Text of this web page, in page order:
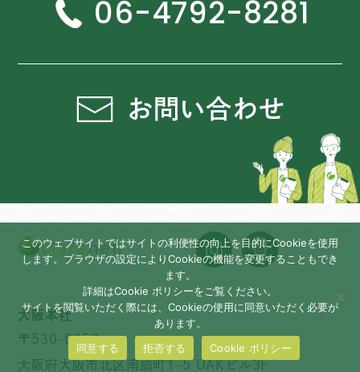
06-4792-8281
お問い合わせ
大阪本社
〒530-0052
大阪府大阪市北区南扇町1-5 UAKビル3F
このウェブサイトではサイトの利便性の向上を目的にCookieを使用
します。ブラウザの設定によりCookieの機能を変更することもでき
ます。
詳細はCookie ポリシーをご覧ください。
サイトを閲覧いただく際には、Cookieの使用に同意いただく必要が
あります。
同意する
拒否する Cookie ポリシー